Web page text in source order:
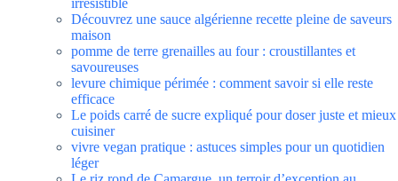
Découvrez une sauce algérienne recette pleine de saveurs
maison
pomme de terre grenailles au four : croustillantes et
savoureuses
levure chimique périmée : comment savoir si elle reste
efficace
Le poids carré de sucre expliqué pour doser juste et mieux
cuisiner
vivre vegan pratique : astuces simples pour un quotidien
léger